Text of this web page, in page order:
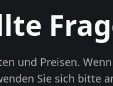
und Preisen.
Sie sich bitte